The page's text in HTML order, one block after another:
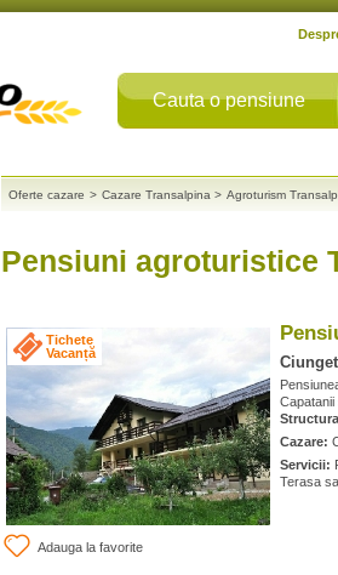
Cauta o pensiune
Oferte cazare > Cazare Transalpina > Agroturism
Pensiuni agroturistice
Tichete
Vacanță
Adauga la favorite
Capatanii
Cazare:
Servicii:
Terasa